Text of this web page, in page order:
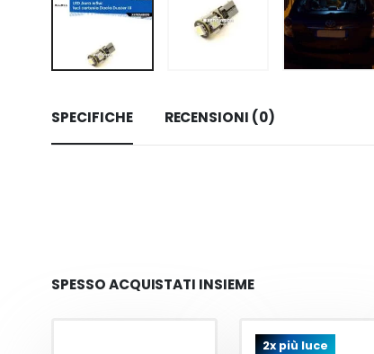
SPECIFICHE RECENSIONI (0)
SPESSO ACQUISTATI INSIEME
2x più luce